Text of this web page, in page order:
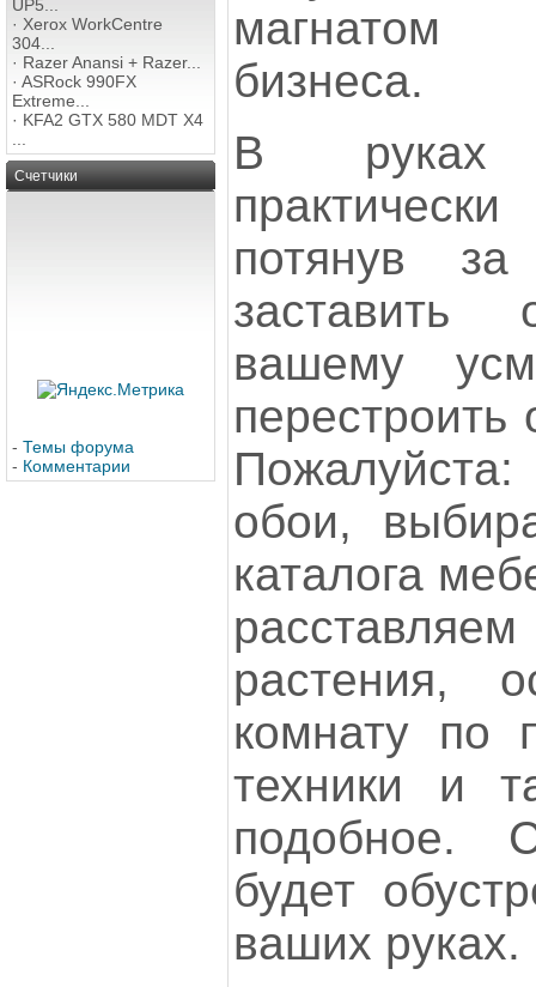
UP5...
· Xerox WorkCentre
304...
· Razer Anansi + Razer...
· ASRock 990FX
Extreme...
· KFA2 GTX 580 MDT X4
Счетчики
- Темы форума
- Комментарии
магнатом
бизнеса.
В руках
потянув
вашему
обои,
каталога
растения,
комнату по
техники и
подобное.
будет
ваших руках.